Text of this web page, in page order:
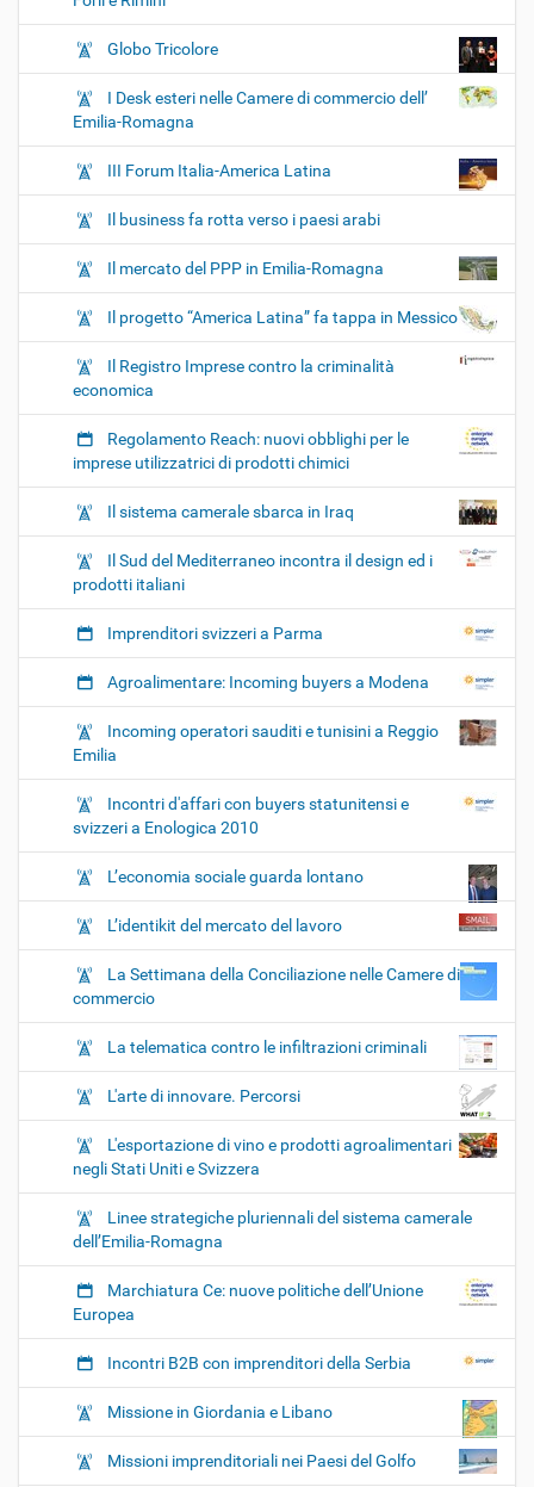
Globo Tricolore
I Desk esteri nelle Camere di commercio dell’
Emilia-Romagna
III Forum Italia-America Latina
Il business fa rotta verso i paesi arabi
Il mercato del PPP in Emilia-Romagna
Il progetto “America Latina” fa tappa in Messico
Il Registro Imprese contro la criminalità
economica
Regolamento Reach: nuovi obblighi per le
imprese utilizzatrici di prodotti chimici
Il sistema camerale sbarca in Iraq
Il Sud del Mediterraneo incontra il design ed i
prodotti italiani
Imprenditori svizzeri a Parma
Agroalimentare: Incoming buyers a Modena
Incoming operatori sauditi e tunisini a Reggio
Emilia
Incontri d'affari con buyers statunitensi e
svizzeri a Enologica 2010
L’economia sociale guarda lontano
L’identikit del mercato del lavoro
La Settimana della Conciliazione nelle Camere di
commercio
La telematica contro le infiltrazioni criminali
L'arte di innovare. Percorsi
L'esportazione di vino e prodotti agroalimentari
negli Stati Uniti e Svizzera
Linee strategiche pluriennali del sistema camerale
dell’Emilia-Romagna
Marchiatura Ce: nuove politiche dell’Unione
Europea
Incontri B2B con imprenditori della Serbia
Missione in Giordania e Libano
Missioni imprenditoriali nei Paesi del Golfo